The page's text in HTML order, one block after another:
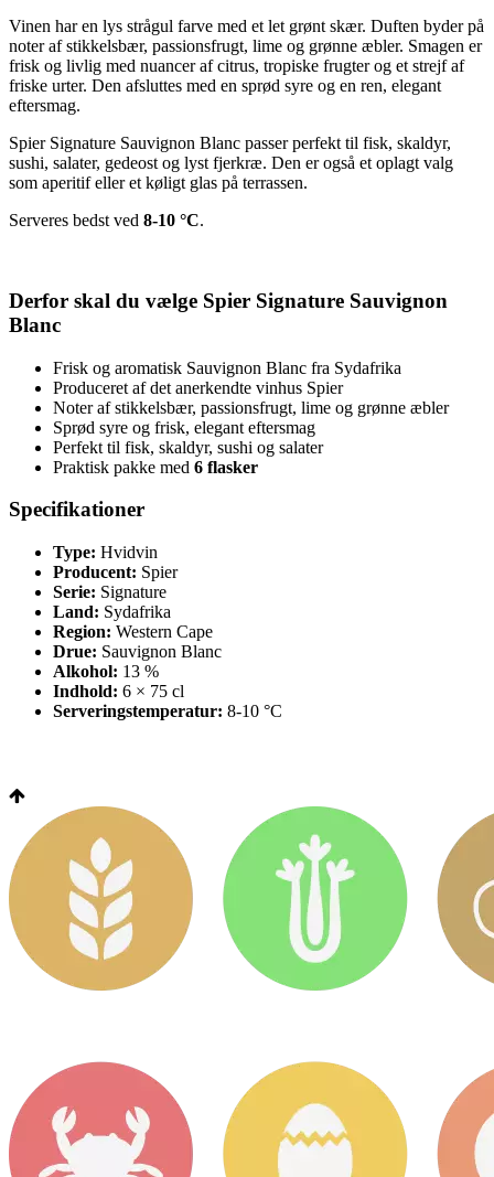
Vinen har en lys strågul farve med et let grønt skær. Duften byder på
noter af stikkelsbær, passionsfrugt, lime og grønne æbler. Smagen er
frisk og livlig med nuancer af citrus, tropiske frugter og et strejf af
friske urter. Den afsluttes med en sprød syre og en ren, elegant
eftersmag.
Spier Signature Sauvignon Blanc passer perfekt til fisk, skaldyr,
sushi, salater, gedeost og lyst fjerkræ. Den er også et oplagt valg
som aperitif eller et køligt glas på terrassen.
Serveres bedst ved 8-10 °C.
Derfor skal du vælge Spier Signature Sauvignon
Blanc
Frisk og aromatisk Sauvignon Blanc fra Sydafrika
Produceret af det anerkendte vinhus Spier
Noter af stikkelsbær, passionsfrugt, lime og grønne æbler
Sprød syre og frisk, elegant eftersmag
Perfekt til fisk, skaldyr, sushi og salater
Praktisk pakke med 6 flasker
Specifikationer
Type: Hvidvin
Producent: Spier
Serie: Signature
Land: Sydafrika
Region: Western Cape
Drue: Sauvignon Blanc
Alkohol: 13 %
Indhold: 6 × 75 cl
Serveringstemperatur: 8-10 °C